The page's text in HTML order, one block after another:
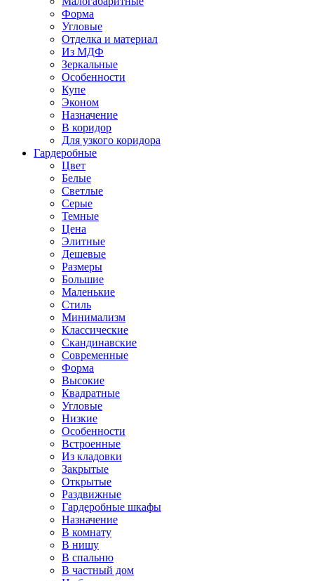
Форма
Угловые
Отделка и материал
Из МДФ
Зеркальные
Особенности
Купе
Эконом
Назначение
В коридор
Для узкого коридора
Гардеробные
Цвет
Белые
Светлые
Серые
Темные
Цена
Элитные
Дешевые
Размеры
Большие
Маленькие
Стиль
Минимализм
Классические
Скандинавские
Современные
Форма
Высокие
Квадратные
Угловые
Низкие
Особенности
Встроенные
Из кладовки
Закрытые
Открытые
Раздвижные
Гардеробные шкафы
Назначение
В комнату
В нишу
В спальню
В частный дом